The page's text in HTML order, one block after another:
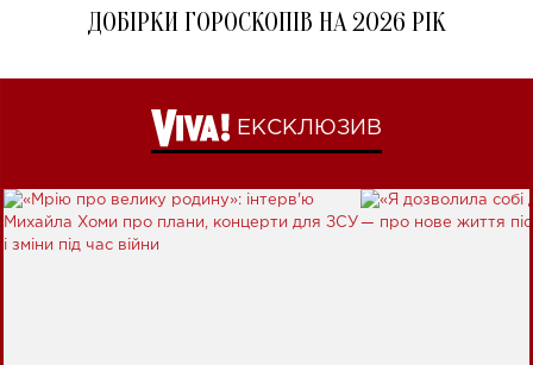
ДОБІРКИ ГОРОСКОПІВ НА 2026 РІК
ЕКСКЛЮЗИВ